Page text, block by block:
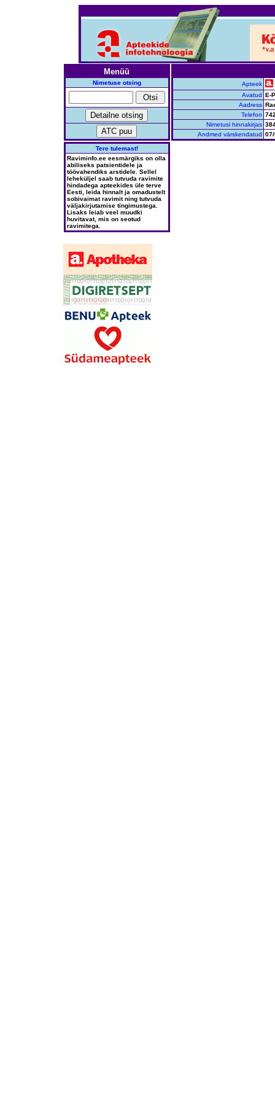
Menüü
Nimetuse otsing
Tere tulemast!
Raviminfo.ee eesmärgiks on olla
abiliseks patsientidele ja
töövahendiks arstidele. Sellel
leheküljel saab tutvuda ravimite
hindadega apteekides üle terve
Eesti, leida hinnalt ja omadustelt
sobivaimat ravimit ning tutvuda
väljakirjutamise tingimustega.
Lisaks leiab veel muudki
huvitavat, mis on seotud
ravimitega.
Apteek
Avatud E-
Aadress
Telefon
Nimetusi hinnakirjas
Andmed värskendatud